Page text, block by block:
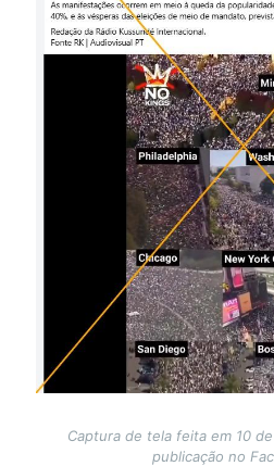
Captura de tela feita em 10
publicação no